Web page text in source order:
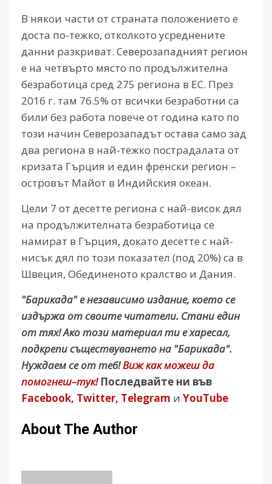
В някои части от страната положението е
доста по-тежко, отколкото усреднените
данни разкриват. Северозападният регион
е на четвърто място по продължителна
безработица сред 275 региона в ЕС. През
2016 г. там 76.5% от всички безработни са
били без работа повече от година като по
този начин Северозападът остава само зад
два региона в най-тежко пострадалата от
кризата Гърция и един френски регион –
островът Майот в Индийския океан.
Цели 7 от десетте региона с най-висок дял
на продължителната безработица се
намират в Гърция, докато десетте с най-
нисък дял по този показател (под 20%) са в
Швеция, Обединеното кралство и Дания.
"Барикада" е независимо издание, което се
издържа от своите читатели. Стани един
от тях! Ако този материал ти е харесал,
подкрепи съществуването на "Барикада".
Нуждаем се от теб!Виж как можеш да
помогнеш–тук! Последвайте ни във
Facebook, Twitter, Telegram и YouTube
About The Author